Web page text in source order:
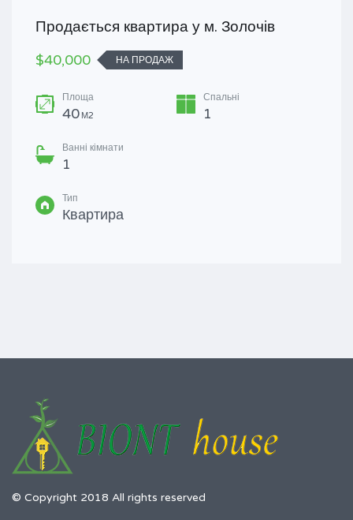
Продається квартира у м. Золочів
$40,000
НА ПРОДАЖ
Площа
40 М2
Спальні
1
Ванні кімнати
1
Тип
Квартира
© Copyright 2018 All rights reserved